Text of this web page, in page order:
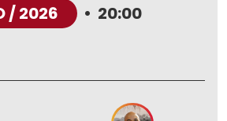
/ 2026 • 20:00